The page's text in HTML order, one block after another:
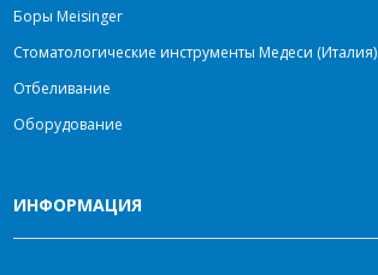
Боры Meisinger
Стоматологические инструменты Медеси (Италия)
Отбеливание
Оборудование
ИНФОРМАЦИЯ